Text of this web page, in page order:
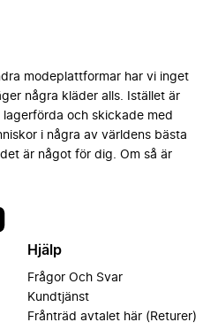
modeplattformar har vi inget
några kläder alls. Istället är
och skickade med
i några av världens bästa
är något för dig. Om så är
Hjälp
Frågor Och Svar
Kundtjänst
Frånträd avtalet här (Returer)